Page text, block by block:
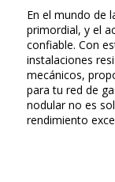
En el mundo de
primordial, y el
confiable. Con
instalaciones
mecánicos,
para tu red de
nodular no es
rendimiento